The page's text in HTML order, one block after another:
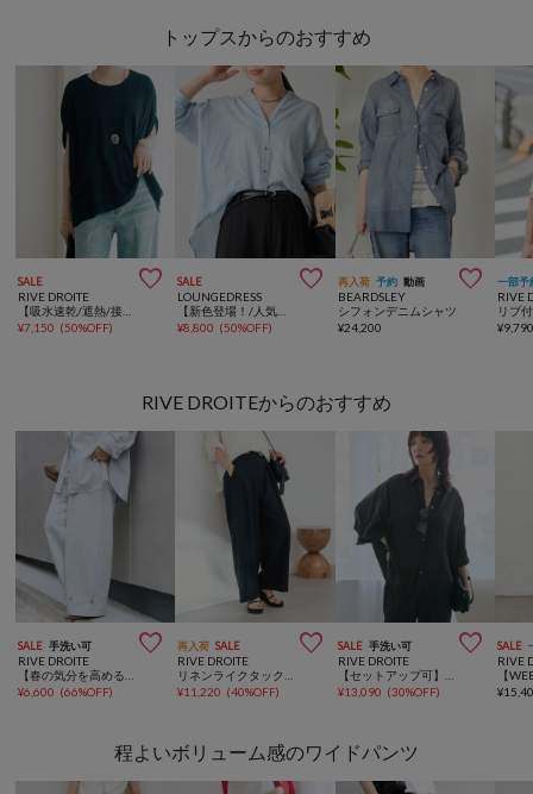
トップスからのおすすめ
SALE 
RIVE DROITE
¥7,150 (50%OFF)
SALE 
LOUNGEDRESS
¥8,800 (50%OFF)
再入荷 予約 動画 
BEARDSLEY
シフォンデニムシャツ
¥24,200
一部予
RIVE
¥
RIVE DROITEからのおすすめ
SALE 手洗い可 
RIVE DROITE
¥6,600 (66%OFF)
再入荷 SALE 
RIVE DROITE
¥11,220 (40%OFF)
SALE 手洗い可 
RIVE DROITE
¥13,090 (30%OFF)
SALE
RIVE
¥
程よいボリューム感のワイドパンツ